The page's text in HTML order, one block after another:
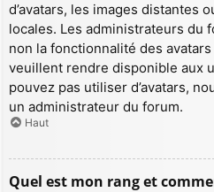
d’avatars, les images distantes
locales. Les administrateurs du
non la fonctionnalité des
veuillent rendre disponible aux
pouvez pas utiliser d’avatars,
un administrateur du forum.
Haut
Quel est mon rang et